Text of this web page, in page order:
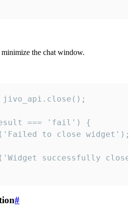
the chat window.
=== 'fail') {
to close widget');
successfully
#